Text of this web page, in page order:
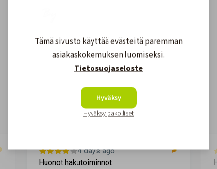
Asiakkaidemme kokemuksia
Kirjoita arvostelu
4 days ago
Huonot hakutoiminnot
Tämä sivusto käyttää evästeitä paremman
asiakaskokemuksen luomiseksi.
Tietosuojaseloste
Hyväksy
Hyväksy pakolliset